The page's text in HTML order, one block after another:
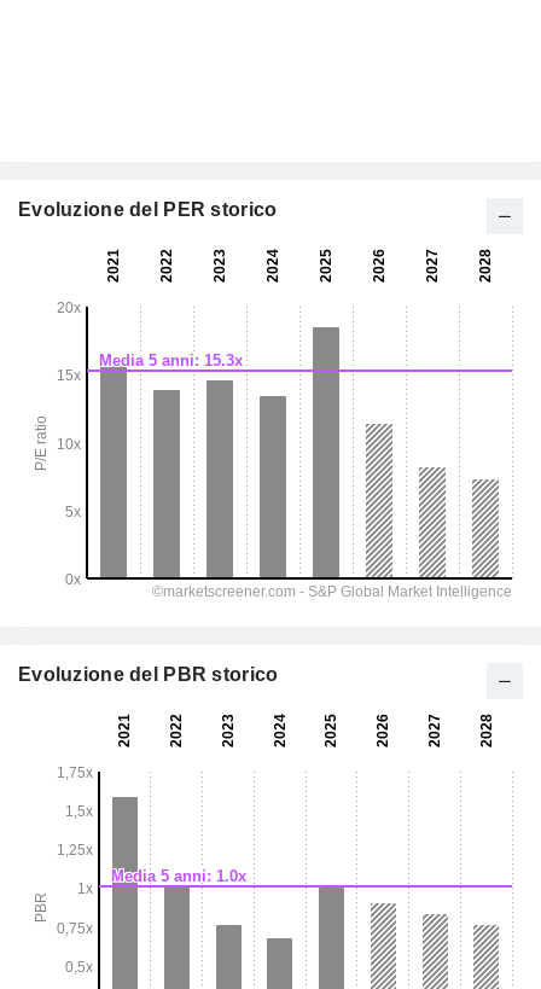
Evoluzione del PER storico
Evoluzione del PBR storico